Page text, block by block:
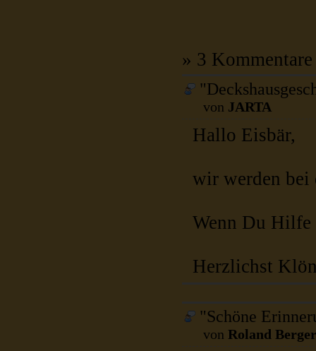
» 3 Kommentare
von JARTA
Hallo Eisbär,
wir werden bei
Wenn Du
Herzlichst
"Schöne
von Roland Berger